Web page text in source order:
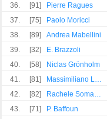
36.
[91] Pierre Ragues
37.
[75] Paolo Moricci
38.
[89] Andrea Mabellini
39.
[32] E. Brazzoli
40.
[58] Niclas Grönholm
41.
[81] Massimiliano Locatelli
42.
[82] Rachele Somaschini
43.
[71] P. Baffoun